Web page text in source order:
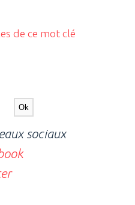
de ce mot clé
sociaux